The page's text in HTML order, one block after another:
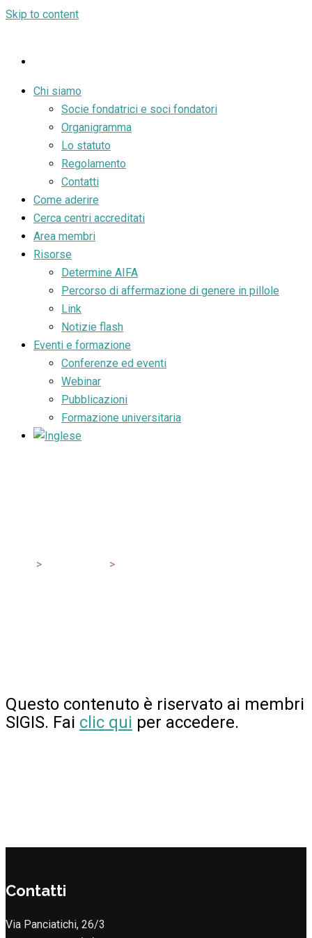
Skip to content
Chi siamo
Socie fondatrici e soci fondatori
Organigramma
Lo statuto
Regolamento
Contatti
Come aderire
Cerca centri accreditati
Area membri
Risorse
Determine AIFA
Percorso di affermazione di genere in pillole
Link
Notizie flash
Eventi e formazione
Conferenze ed eventi
Webinar
Pubblicazioni
Formazione universitaria
> >
Questo contenuto è riservato ai membri
SIGIS. Fai clic qui per accedere.
Contatti
Via Panciatichi, 26/3